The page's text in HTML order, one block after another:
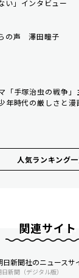
い」インタビュー
の声 澤田瞳子
「手塚治虫の戦争
年時代の厳しさと
人気ランキング
関連サイト
日新聞社のニュースサ
日新聞（デジタル版）